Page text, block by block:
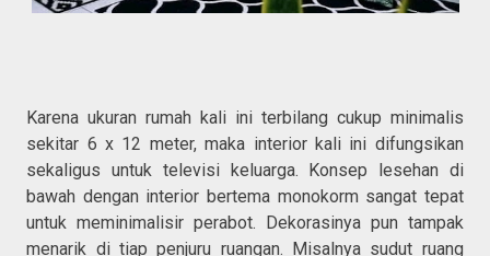
Karena ukuran rumah kali ini terbilang cukup minimalis
sekitar 6 x 12 meter, maka interior kali ini difungsikan
sekaligus untuk televisi keluarga. Konsep lesehan di
bawah dengan interior bertema monokorm sangat tepat
untuk meminimalisir perabot. Dekorasinya pun tampak
menarik di tiap penjuru ruangan. Misalnya sudut ruang